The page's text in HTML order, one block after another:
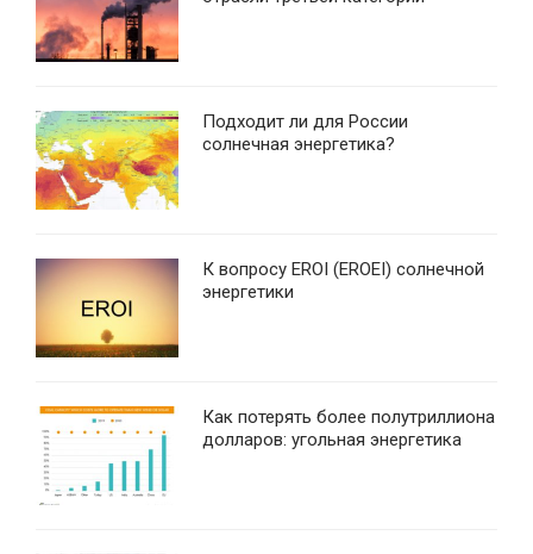
Подходит ли для России
солнечная энергетика?
К вопросу EROI (EROEI) солнечной
энергетики
Как потерять более полутриллиона
долларов: угольная энергетика